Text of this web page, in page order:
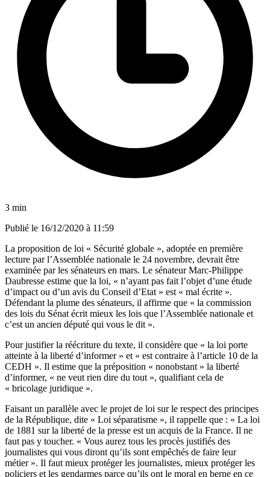
3 min
Publié le 16/12/2020 à 11:59
La proposition de loi « Sécurité globale », adoptée en première
lecture par l’Assemblée nationale le 24 novembre, devrait être
examinée par les sénateurs en mars. Le sénateur Marc-Philippe
Daubresse estime que la loi, « n’ayant pas fait l’objet d’une étude
d’impact ou d’un avis du Conseil d’Etat » est « mal écrite ».
Défendant la plume des sénateurs, il affirme que « la commission
des lois du Sénat écrit mieux les lois que l’Assemblée nationale et
c’est un ancien député qui vous le dit ».
Pour justifier la réécriture du texte, il considère que « la loi porte
atteinte à la liberté d’informer » et « est contraire à l’article 10 de la
CEDH ». Il estime que la préposition « nonobstant » la liberté
d’informer, « ne veut rien dire du tout », qualifiant cela de
« bricolage juridique ».
Faisant un parallèle avec le projet de loi sur le respect des principes
de la République, dite « Loi séparatisme », il rappelle que : « La loi
de 1881 sur la liberté de la presse est un acquis de la France. Il ne
faut pas y toucher. « Vous aurez tous les procès justifiés des
journalistes qui vous diront qu’ils sont empêchés de faire leur
métier ». Il faut mieux protéger les journalistes, mieux protéger les
policiers et les gendarmes parce qu’ils ont le moral en berne en ce